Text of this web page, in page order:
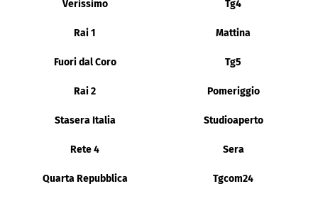
Verissimo Tg4
Rai 1 Mattina
Fuori dal Coro Tg5
Rai 2 Pomeriggio
Stasera Italia Studioaperto
Rete 4 Sera
Quarta Repubblica Tgcom24